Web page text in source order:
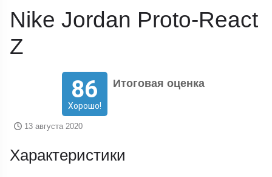
Nike Jordan Proto-React
Z
86
Хорошо!
Итоговая оценка
13 августа 2020
Характеристики